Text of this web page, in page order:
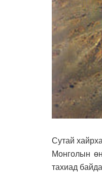
Сутай
Монголын
тахиад